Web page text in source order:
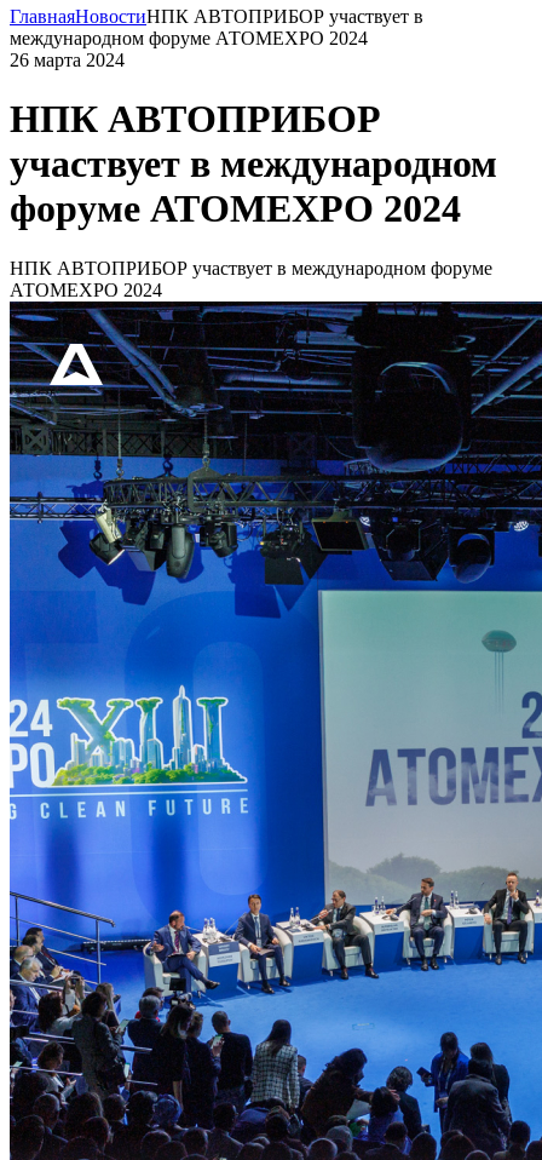
ГлавнаяНовостиНПК АВТОПРИБОР участвует в
международном форуме АТОМEXPO 2024
26 марта 2024
НПК АВТОПРИБОР
участвует в международном
форуме АТОМEXPO 2024
НПК АВТОПРИБОР участвует в международном форуме
АТОМEXPO 2024